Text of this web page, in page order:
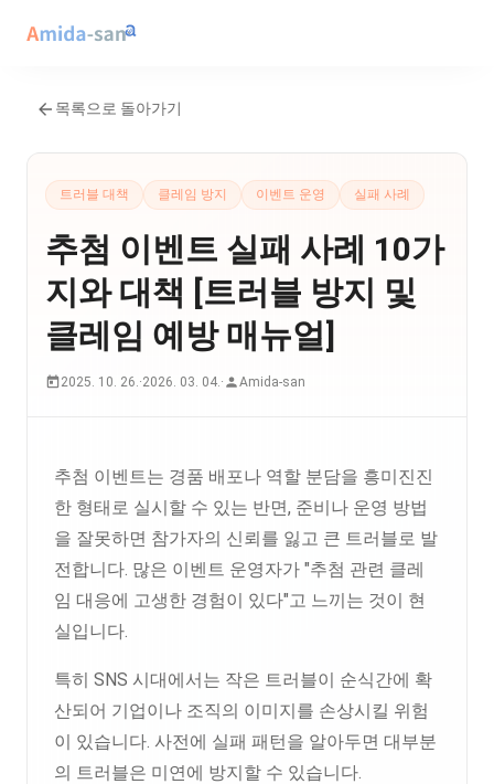
목록으로 돌아가기
트러블 대책 클레임 방지 이벤트 운영 실패 사례
추첨 이벤트 실패 사례 10가
지와 대책 [트러블 방지 및
클레임 예방 매뉴얼]
2025. 10. 26.·2026. 03. 04.· Amida-san
추첨 이벤트는 경품 배포나 역할 분담을 흥미진진
한 형태로 실시할 수 있는 반면, 준비나 운영 방법
을 잘못하면 참가자의 신뢰를 잃고 큰 트러블로 발
전합니다. 많은 이벤트 운영자가 "추첨 관련 클레
임 대응에 고생한 경험이 있다"고 느끼는 것이 현
실입니다.
특히 SNS 시대에서는 작은 트러블이 순식간에 확
산되어 기업이나 조직의 이미지를 손상시킬 위험
이 있습니다. 사전에 실패 패턴을 알아두면 대부분
의 트러블은 미연에 방지할 수 있습니다.